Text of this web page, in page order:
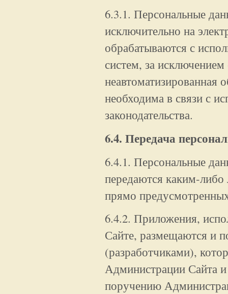
6.3.1. Персональные
исключительно на
обрабатываются с
систем, за исключением
неавтоматизированная
необходима в связи с
законодательства.
6.4. Передача
6.4.1. Персональные
передаются каким-
прямо
6.4.2. Приложения,
Сайте, размещаются и
(разработчиками),
Администрации Сайта
поручению